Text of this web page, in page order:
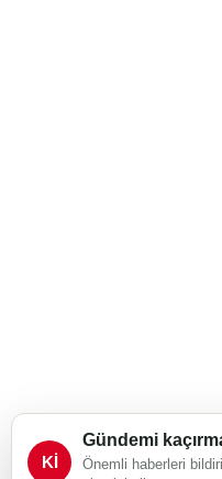
Kİ
Gündemi
Önemli haberleri